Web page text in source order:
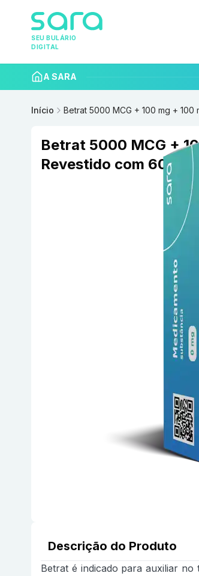
SEU BULÁRIO
DIGITAL
A SARA
Início Betrat 5000 MCG + 100 mg +
Betrat 5000 MCG +
Revestido com 60
Descrição do Produto
Betrat é indicado para auxiliar no